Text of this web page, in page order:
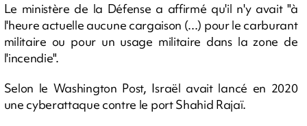
Le ministère de la Défense a affirmé qu'il n'y avait "à
l'heure actuelle aucune cargaison (...) pour le carburant
militaire ou pour un usage militaire dans la zone de
l'incendie".
Selon le Washington Post, Israël avait lancé en 2020
une cyberattaque contre le port Shahid Rajaï.